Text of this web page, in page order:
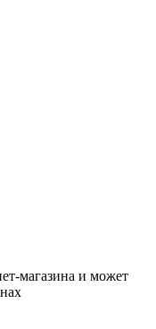
магазина и может